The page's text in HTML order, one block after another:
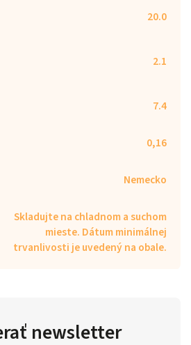
20.0
2.1
7.4
0,16
Nemecko
Skladujte na chladnom a suchom
mieste. Dátum minimálnej
trvanlivosti je uvedený na obale.
newsletter